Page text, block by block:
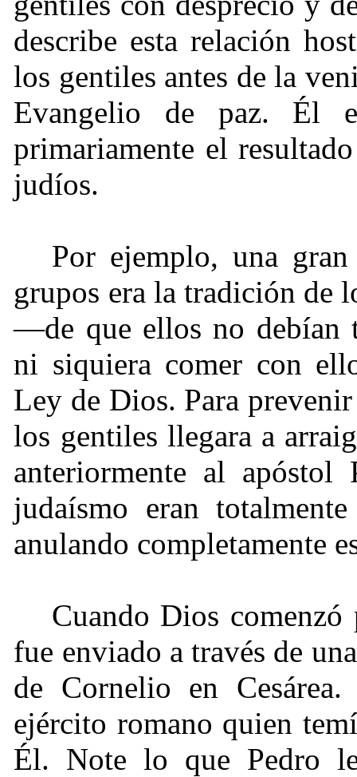
describe esta relación
los gentiles antes de la
Evangelio de paz. Él
primariamente el
judíos.
Por ejemplo, una
grupos era la tradición de
—de que ellos no debían
ni siquiera comer con
Ley de Dios. Para
los gentiles llegara a
anteriormente al apóstol
judaísmo eran
anulando completamente
Cuando Dios
fue enviado a través de
de Cornelio en
ejército romano quien
Él. Note lo que Pedro